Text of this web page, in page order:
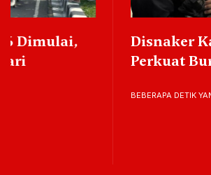
Disnaker Kabupaten Bogor
Perkuat Bursa Kerja dan